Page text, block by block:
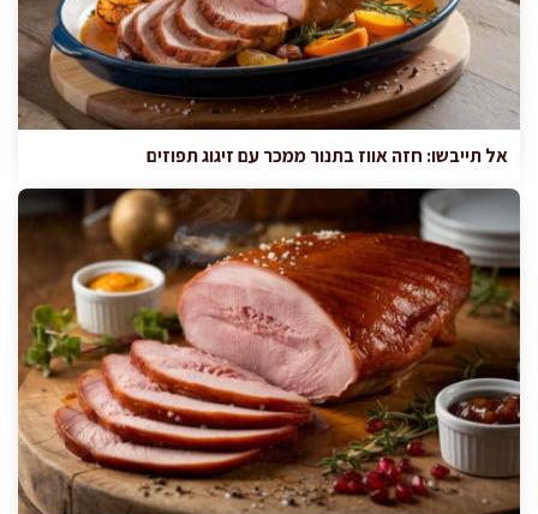
אל תייבשו: חזה אווז בתנור ממכר עם זיגוג תפוזים